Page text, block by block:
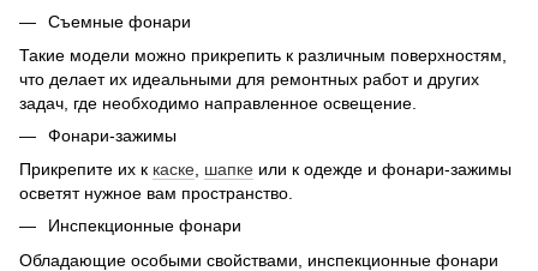
Съемные фонари
Такие модели можно прикрепить к различным поверхностям,
что делает их идеальными для ремонтных работ и других
задач, где необходимо направленное освещение.
Фонари-зажимы
Прикрепите их к каске, шапке или к одежде и фонари-зажимы
осветят нужное вам пространство.
Инспекционные фонари
Обладающие особыми свойствами, инспекционные фонари